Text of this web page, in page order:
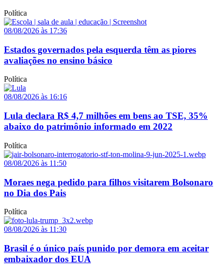
Política
08/08/2026 às 17:36
Estados governados pela esquerda têm as piores
avaliações no ensino básico
Política
08/08/2026 às 16:16
Lula declara R$ 4,7 milhões em bens ao TSE, 35%
abaixo do patrimônio informado em 2022
Política
08/08/2026 às 11:50
Moraes nega pedido para filhos visitarem Bolsonaro
no Dia dos Pais
Política
08/08/2026 às 11:30
Brasil é o único país punido por demora em aceitar
embaixador dos EUA